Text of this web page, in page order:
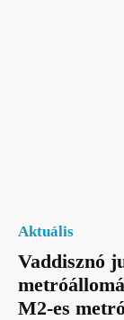
Aktuális
Vaddisznó
M2-es